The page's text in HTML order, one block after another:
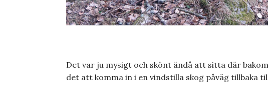
Det var ju mysigt och skönt ändå att sitta där
det att komma in i en vindstilla skog påväg tillbaka